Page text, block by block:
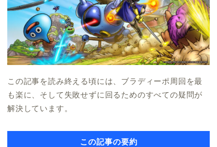
この記事を読み終える頃には、ブラディーポ周回を最
も楽に、そして失敗せずに回るためのすべての疑問が
解決しています。
この記事の要約